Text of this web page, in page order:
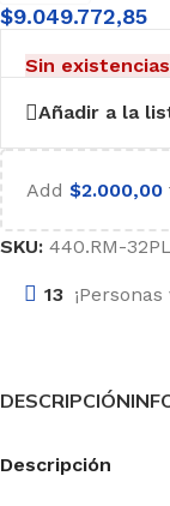
$9.049.772,85
Sin existencias
Añadir a la
Add $2.000,00
SKU: 440.RM-
13
DESCRIPCIÓN
Descripción